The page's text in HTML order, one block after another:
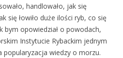
handlowało, jak się
się łowiło duże ilości ryb, co się
bym opowiedział o powodach,
Instytucie Rybackim jednym
popularyzacja wiedzy o morzu.